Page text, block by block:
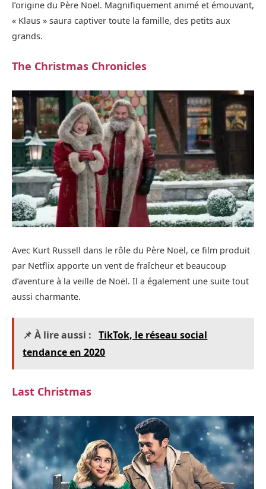
l’origine du Père Noël. Magnifiquement animé et émouvant,
« Klaus » saura captiver toute la famille, des petits aux
grands.
The Christmas Chronicles
Avec Kurt Russell dans le rôle du Père Noël, ce film produit
par Netflix apporte un vent de fraîcheur et beaucoup
d’aventure à la veille de Noël. Il a également une suite tout
aussi charmante.
📌 À lire aussi :
TikTok, le réseau social
tendance en 2020
Last Christmas